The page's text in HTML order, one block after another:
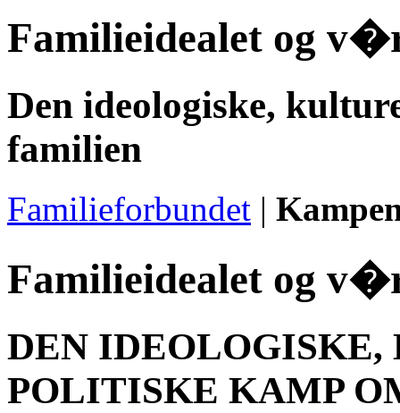
Familieidealet og
Den ideologiske,
familien
Familieforbundet |
Familieidealet og
DEN
POLITISKE KAMP